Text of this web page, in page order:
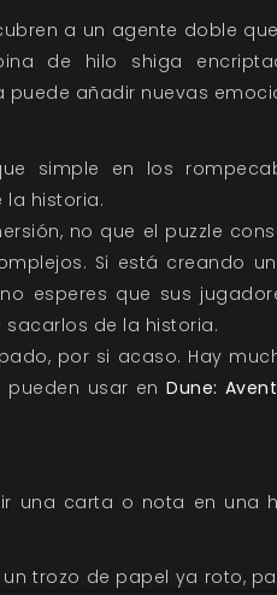
a un agente doble
de hilo shiga
añadir nuevas
simple en los
historia.
no que el puzzle
Si está creando
esperes que sus
de la historia.
por si acaso. Hay
usar en Dune:
una carta o nota en
trozo de papel ya roto,